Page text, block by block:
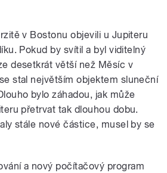
v Bostonu objevili u Jupiteru
Pokud by svítil a byl viditelný
desetkrát větší než Měsíc v
stal největším objektem sluneční
bylo záhadou, jak může
přetrvat tak dlouhou dobu.
stále nové částice, musel by se
a nový počítačový program